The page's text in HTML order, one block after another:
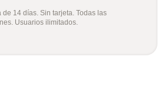
de 14 días. Sin tarjeta. Todas las
Usuarios ilimitados.